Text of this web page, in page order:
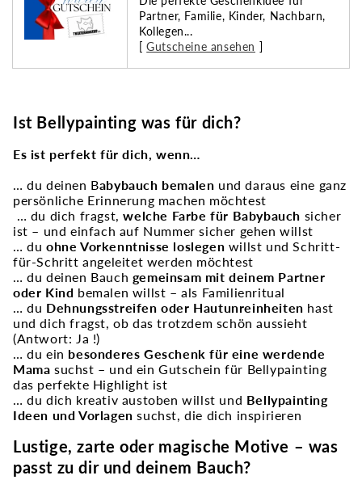
Partner, Familie, Kinder, Nachbarn,
Kollegen...
[Gutscheine ansehen ]
Ist Bellypainting was für dich?
Es ist perfekt für dich, wenn…
… du deinen Babybauch bemalen und daraus eine ganz
persönliche Erinnerung machen möchtest
… du dich fragst,welche Farbe für Babybauch sicher
ist – und einfach auf Nummer sicher gehen willst
… du ohne Vorkenntnisse loslegen willst und Schritt-
für-Schritt angeleitet werden möchtest
… du deinen Bauch gemeinsam mit deinem Partner
oder Kind bemalen willst – als Familienritual
… du Dehnungsstreifen oder Hautunreinheiten hast
und dich fragst, ob das trotzdem schön aussieht
(Antwort: Ja !)
… du ein besonderes Geschenk für eine werdende
Mama suchst – und ein Gutschein für Bellypainting
das perfekte Highlight ist
… du dich kreativ austoben willst und Bellypainting
Ideen und Vorlagen suchst, die dich inspirieren
Lustige, zarte oder magische Motive – was
passt zu dir und deinem Bauch?